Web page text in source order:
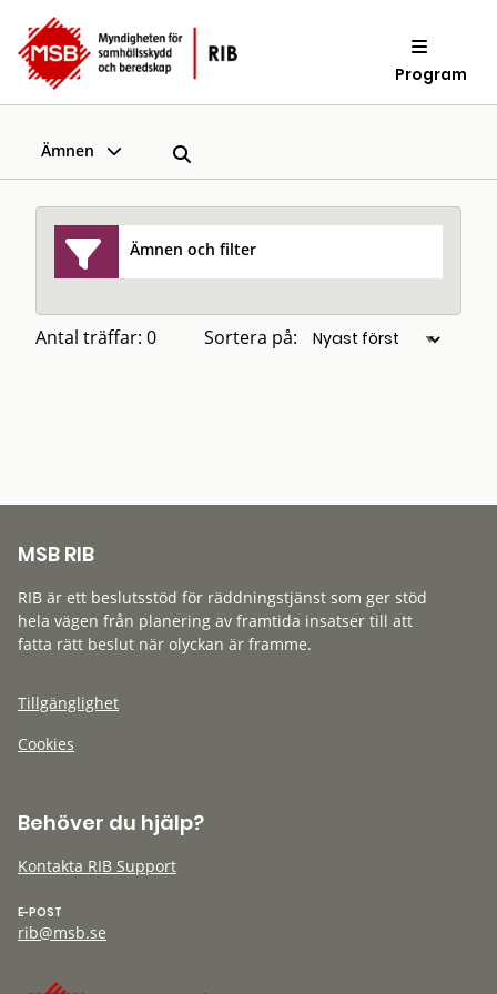
Program
Ämnen
Ämnen och filter
Antal träffar: 0 Sortera på:
MSB RIB
RIB är ett beslutsstöd för räddningstjänst som ger stöd
hela vägen från planering av framtida insatser till att
fatta rätt beslut när olyckan är framme.
Tillgänglighet
Cookies
Behöver du hjälp?
Kontakta RIB Support
E-POST
rib@msb.se